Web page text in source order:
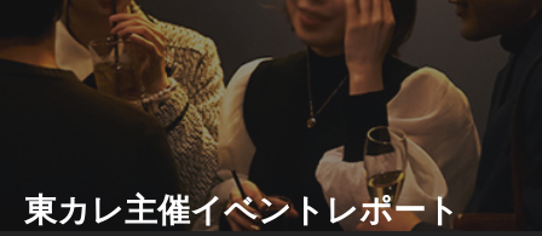
東カレ主催イベントレポート